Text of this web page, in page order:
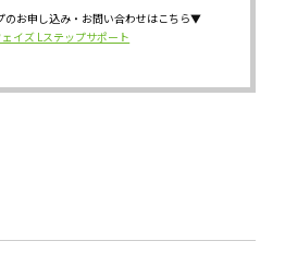
お申し込み・お問い合わせはこちら▼
イズ Lステップサポート